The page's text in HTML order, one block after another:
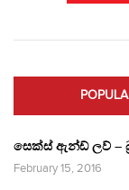
සෙක්ස් ඇන්ඩ් ලව් –
February 15, 2016